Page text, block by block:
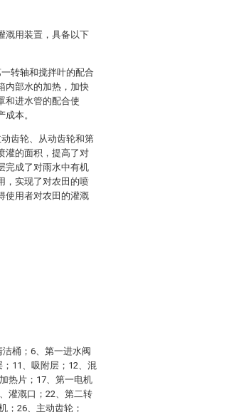
溉用装置，具备以下
转轴和搅拌叶的配合
内部水的加热，加快
和进水管的配合使
本。
齿轮、从动齿轮和第
灌的面积，提高了对
完成了对雨水中有机
，实现了对农田的喷
使用者对农田的灌溉
桶；6、第一进水阀
11、吸附层；12、混
热片；17、第一电机
灌溉口；22、第二转
；26、主动齿轮；